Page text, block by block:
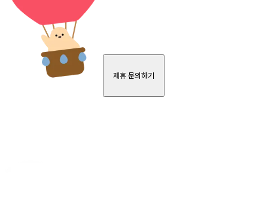
제휴 문의하기